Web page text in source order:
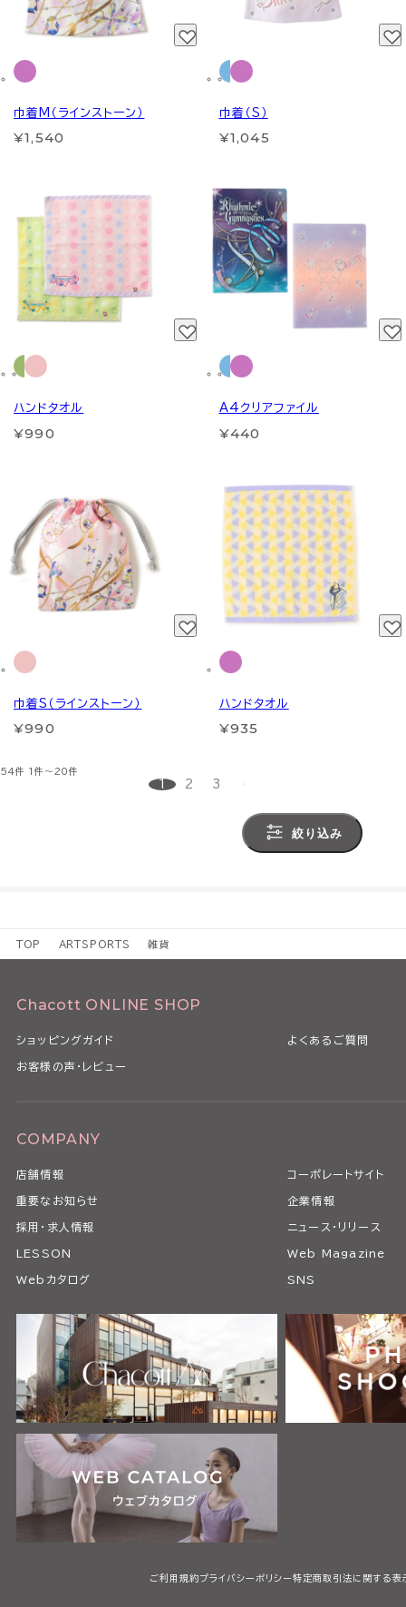
巾着M（ラインストーン）
¥1,540
巾着（S）
¥1,045
ハンドタオル
¥990
A4クリアファイル
¥440
巾着S（ラインストーン）
¥990
ハンドタオル
¥935
54件 1件～20件
1 2 3
絞り込み
TOP ARTSPORTS 雑貨
Chacott ONLINE SHOP
ショッピングガイド よくあるご質問
お客様の声・レビュー
COMPANY
店舗情報 コーポレートサイト
重要なお知らせ 企業情報
採用・求人情報 ニュース・リリース
LESSON Web Magazine
Webカタログ SNS
ご利用規約プライバシーポリシー特定商取引法に関する表